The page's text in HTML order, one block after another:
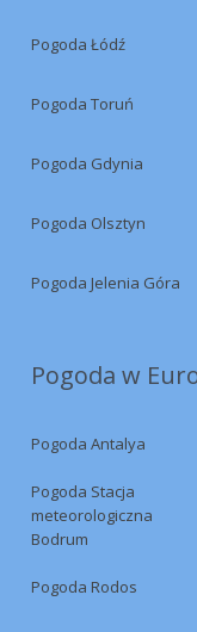
Pogoda Łódź
Pogoda Toruń
Pogoda Gdynia
Pogoda Olsztyn
Pogoda Jelenia Góra
Pogoda w
Pogoda Antalya
Pogoda Stacja
meteorologiczna
Bodrum
Pogoda Rodos